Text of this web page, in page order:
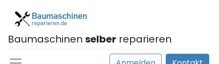
Baumaschinen selber reparieren